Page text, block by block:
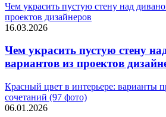
Чем украсить пустую стену над
проектов дизайнеров
16.03.2026
Чем украсить пустую стену
вариантов из проектов
Красный цвет в интерьере: варианты
сочетаний (97 фото)
06.01.2026